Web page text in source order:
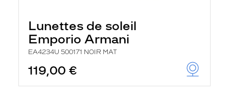
Lunettes de soleil
Emporio Armani
EA4234U 500171 NOIR MAT
119,00 €